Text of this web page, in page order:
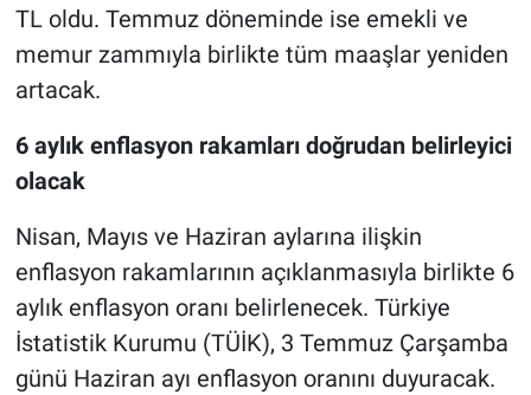
TL oldu. Temmuz döneminde ise emekli ve
memur zammıyla birlikte tüm maaşlar yeniden
artacak.
6 aylık enflasyon rakamları doğrudan belirleyici
olacak
Nisan, Mayıs ve Haziran aylarına ilişkin
enflasyon rakamlarının açıklanmasıyla birlikte 6
aylık enflasyon oranı belirlenecek. Türkiye
İstatistik Kurumu (TÜİK), 3 Temmuz Çarşamba
günü Haziran ayı enflasyon oranını duyuracak.